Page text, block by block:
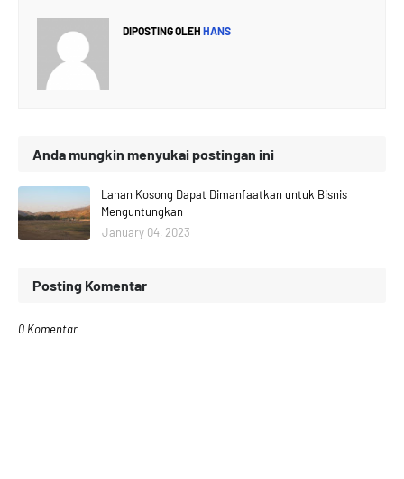
DIPOSTING OLEH HANS
Anda mungkin menyukai postingan ini
Lahan Kosong Dapat Dimanfaatkan untuk Bisnis
Menguntungkan
January 04, 2023
Posting Komentar
0 Komentar